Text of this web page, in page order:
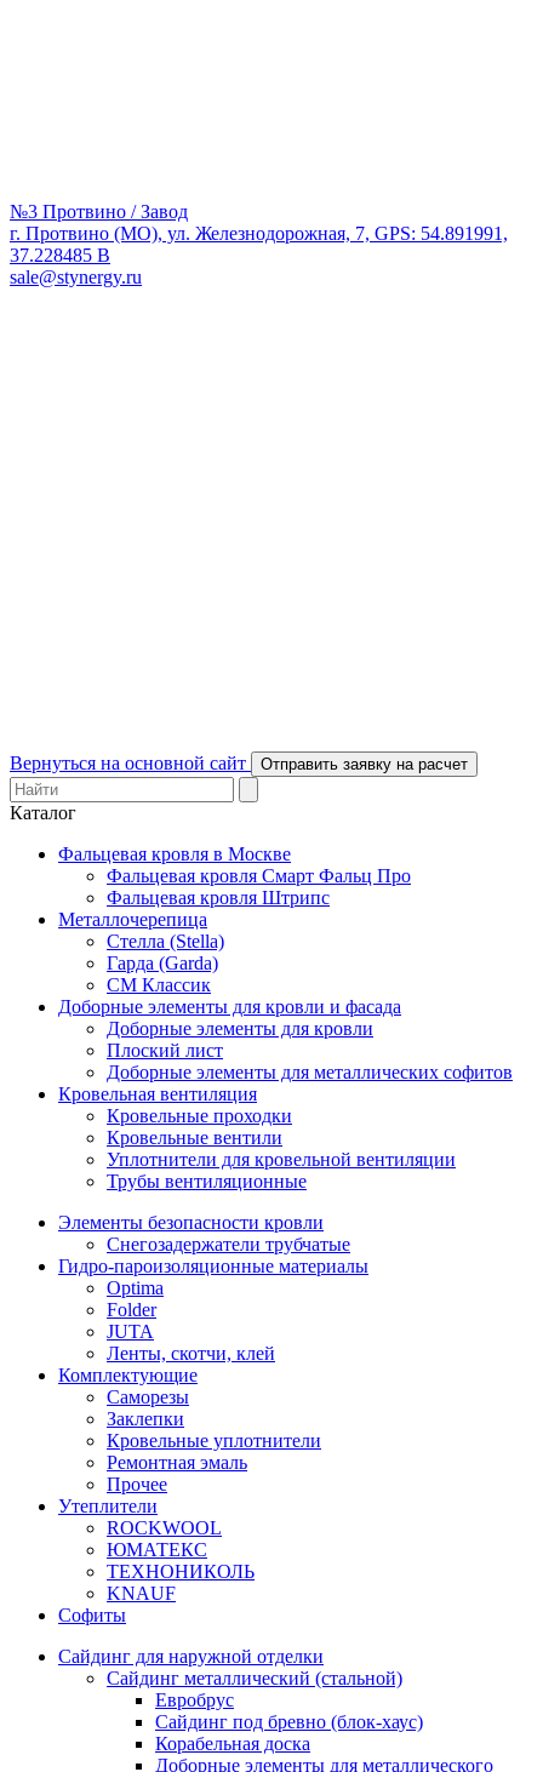
№3 Протвино / Завод
г. Протвино (МО), ул. Железнодорожная, 7, GPS: 54.891991,
37.228485 В
sale@stynergy.ru
Вернуться на основной сайт Отправить заявку на расчет
Каталог
Фальцевая кровля в Москве
Фальцевая кровля Смарт Фальц Про
Фальцевая кровля Штрипс
Металлочерепица
Стелла (Stella)
Гарда (Garda)
СМ Классик
Доборные элементы для кровли и фасада
Доборные элементы для кровли
Плоский лист
Доборные элементы для металлических софитов
Кровельная вентиляция
Кровельные проходки
Кровельные вентили
Уплотнители для кровельной вентиляции
Трубы вентиляционные
Элементы безопасности кровли
Снегозадержатели трубчатые
Гидро-пароизоляционные материалы
Optima
Folder
JUTA
Ленты, скотчи, клей
Комплектующие
Саморезы
Заклепки
Кровельные уплотнители
Ремонтная эмаль
Прочее
Утеплители
ROCKWOOL
ЮМАТЕКС
ТЕХНОНИКОЛЬ
KNAUF
Софиты
Сайдинг для наружной отделки
Сайдинг металлический (стальной)
Евробрус
Сайдинг под бревно (блок-хаус)
Корабельная доска
Доборные элементы для металлического